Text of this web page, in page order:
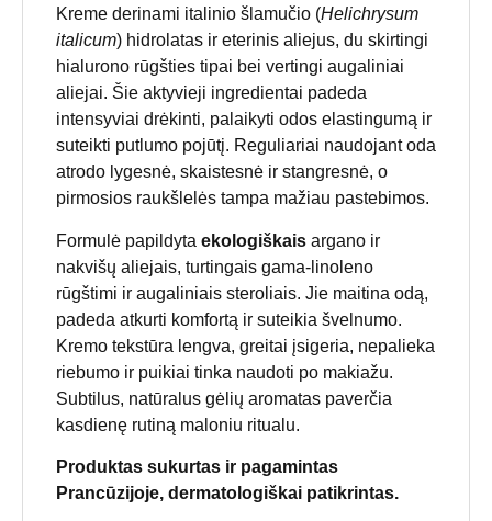
Kreme derinami italinio šlamučio (Helichrysum
italicum) hidrolatas ir eterinis aliejus, du skirtingi
hialurono rūgšties tipai bei vertingi augaliniai
aliejai. Šie aktyvieji ingredientai padeda
intensyviai drėkinti, palaikyti odos elastingumą ir
suteikti putlumo pojūtį. Reguliariai naudojant oda
atrodo lygesnė, skaistesnė ir stangresnė, o
pirmosios raukšlelės tampa mažiau pastebimos.
Formulė papildyta ekologiškais argano ir
nakvišų aliejais, turtingais gama-linoleno
rūgštimi ir augaliniais steroliais. Jie maitina odą,
padeda atkurti komfortą ir suteikia švelnumo.
Kremo tekstūra lengva, greitai įsigeria, nepalieka
riebumo ir puikiai tinka naudoti po makiažu.
Subtilus, natūralus gėlių aromatas paverčia
kasdienę rutiną maloniu ritualu.
Produktas sukurtas ir pagamintas
Prancūzijoje, dermatologiškai patikrintas.